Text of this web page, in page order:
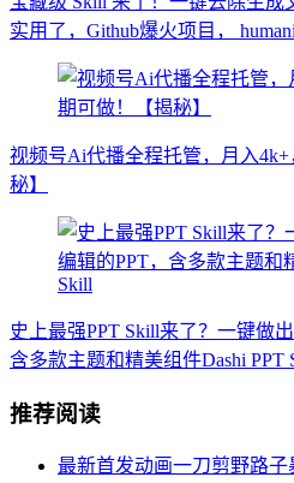
实用了，Github爆火项目，
视频号Ai代播全程托管，月入
秘】
史上最强PPT Skill来了？一键做
含多款主题和精美组件Dashi PPT
推荐阅读
最新首发动画一刀剪野路